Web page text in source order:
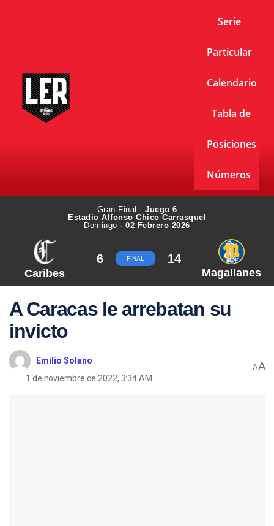
Serie
Particular
Calendario
Tabla de
Posiciones
Números
Gran Final · Juego 6
Estadio Alfonso Chico Carrasquel
Domingo ·02 Febrero 2026
Caribes
6 FINAL 14
Magallanes
A Caracas le arrebatan su
invicto
Emilio Solano
1 de noviembre de 2022, 3:34 AM
AA